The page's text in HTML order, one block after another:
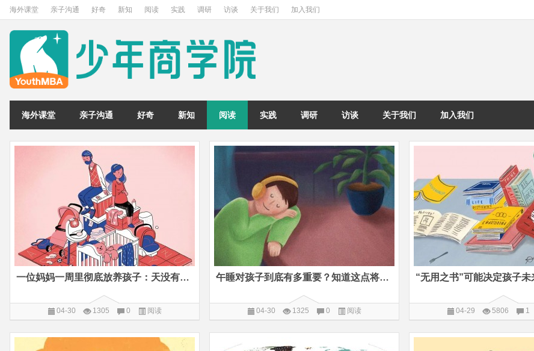
海外课堂 亲子沟通 好奇 新知 阅读 实践 调研 访谈 关于我们 加入我们
海外课堂 亲子沟通 好奇 新知 阅读 实践 调研 访谈 关于我们 加入我们
一位妈妈一周里彻底放养孩子：天没有塌下来，我们总是过度焦虑
04-30 1305 0 阅读
午睡对孩子到底有多重要？知道这点将少走弯路
04-30 1325 0 阅读 04-29 5806 1